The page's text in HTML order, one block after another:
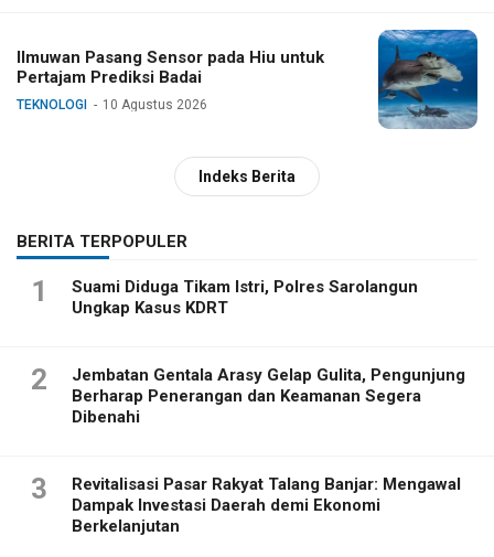
Ilmuwan Pasang Sensor pada Hiu untuk
Pertajam Prediksi Badai
TEKNOLOGI 10 Agustus 2026
Indeks Berita
BERITA TERPOPULER
1
Suami Diduga Tikam Istri, Polres Sarolangun
Ungkap Kasus KDRT
2
Jembatan Gentala Arasy Gelap Gulita, Pengunjung
Berharap Penerangan dan Keamanan Segera
Dibenahi
3
Revitalisasi Pasar Rakyat Talang Banjar: Mengawal
Dampak Investasi Daerah demi Ekonomi
Berkelanjutan